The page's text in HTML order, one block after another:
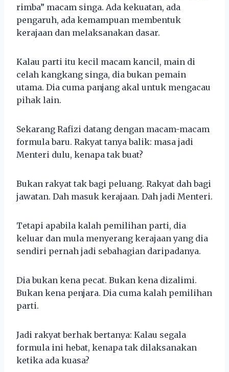
rimba” macam singa. Ada kekuatan, ada
pengaruh, ada kemampuan membentuk
kerajaan dan melaksanakan dasar.
Kalau parti itu kecil macam kancil, main di
celah kangkang singa, dia bukan pemain
utama. Dia cuma panjang akal untuk mengacau
pihak lain.
Sekarang Rafizi datang dengan macam-macam
formula baru. Rakyat tanya balik: masa jadi
Menteri dulu, kenapa tak buat?
Bukan rakyat tak bagi peluang. Rakyat dah bagi
jawatan. Dah masuk kerajaan. Dah jadi Menteri.
Tetapi apabila kalah pemilihan parti, dia
keluar dan mula menyerang kerajaan yang dia
sendiri pernah jadi sebahagian daripadanya.
Dia bukan kena pecat. Bukan kena dizalimi.
Bukan kena penjara. Dia cuma kalah pemilihan
parti.
Jadi rakyat berhak bertanya: Kalau segala
formula ini hebat, kenapa tak dilaksanakan
ketika ada kuasa?